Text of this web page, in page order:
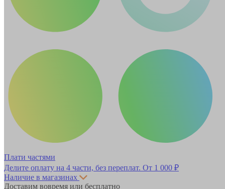
Плати частями
Делите оплату на 4 части, без переплат. От 1 000 ₽
Наличие в магазинах
Доставим вовремя или бесплатно